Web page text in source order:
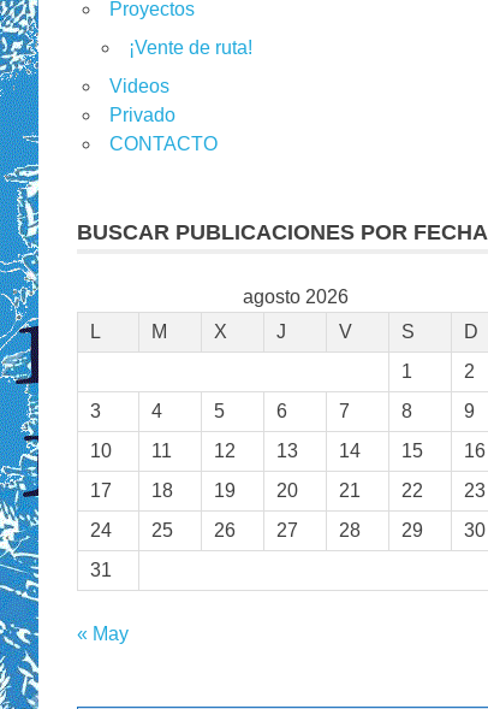
Proyectos
¡Vente de ruta!
Videos
Privado
CONTACTO
BUSCAR PUBLICACIONES POR FECHA
agosto 2026
L
M X J V S
D
1
2
3
4 5 6 7 8
9
10
11 12 13 14 15
16
17
18 19 20 21 22
23
24
25 26 27 28 29
30
31
« May